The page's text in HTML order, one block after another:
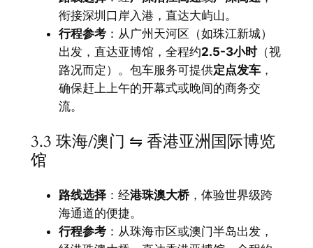
衔接深圳口岸入港，直达大屿山。
行程参考：从广州天河区（如珠江新城）
出发，直达亚博馆，全程约2.5-3小时（视
路况而定）。包车服务可提供定点发车，
确保赶上上午的开幕式或晚间的商务交
流。
3.3 珠海/澳门 ⇋ 香港亚洲国际博览
馆
路线选择：经港珠澳大桥，体验世界级跨
海通道的便捷。
行程参考：从珠海市区或澳门半岛出发，